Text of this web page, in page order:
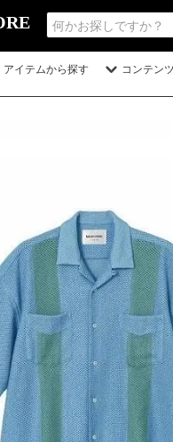
アイテムから探す コンテンツ